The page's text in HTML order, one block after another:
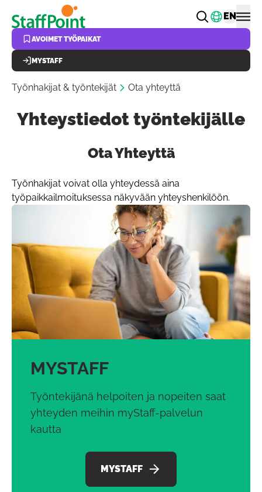
Hyppää pääsisältöön Vaihda
EN
AVOIMET TYÖPAIKAT
MYSTAFF
Työnhakijat & työntekijät Ota yhteyttä
Yhteystiedot työntekijälle
Ota Yhteyttä
Työnhakijat voivat olla yhteydessä aina
työpaikkailmoituksessa näkyvään yhteyshenkilöön.
MYSTAFF
Työntekijänä helpoiten ja nopeiten saat
yhteyden meihin myStaff-palvelun
kautta
MYSTAFF